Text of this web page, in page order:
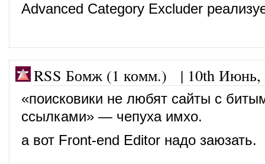
Advanced Category Excluder
RSS Бомж (1 комм.) | 10th Июнь,
«поисковики не любят сайты с
ссылками» — чепуха имхо.
а вот Front-end Editor надо заюзать.